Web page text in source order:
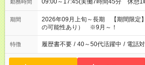
勤務時間 09:00～17:45(実働7時間45分 休憩1
期間
2026年09月上旬～長期 【期間限定
の可能性あり） ※9月～！
特徴 履歴書不要 / 40～50代活躍中 / 電話